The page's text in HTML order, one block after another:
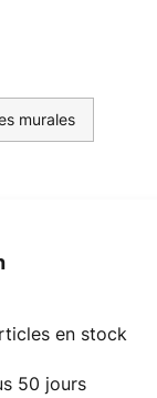
murales
en stock
50 jours